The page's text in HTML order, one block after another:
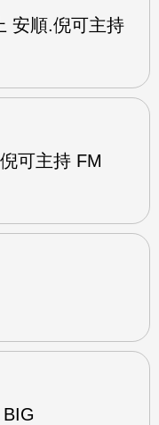
安順.倪可主持
可主持 FM